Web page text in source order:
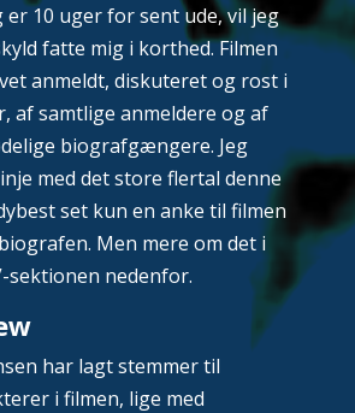
er 10 uger for sent ude, vil jeg
fatte mig i korthed. Filmen
anmeldt, diskuteret og rost i
af samtlige anmeldere og af
biografgængere. Jeg
med det store flertal denne
set kun en anke til filmen
Men mere om det i
sektionen nedenfor.
har lagt stemmer til
i filmen, lige med